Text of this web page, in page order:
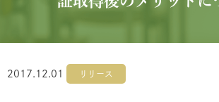
2017.12.01 リリース